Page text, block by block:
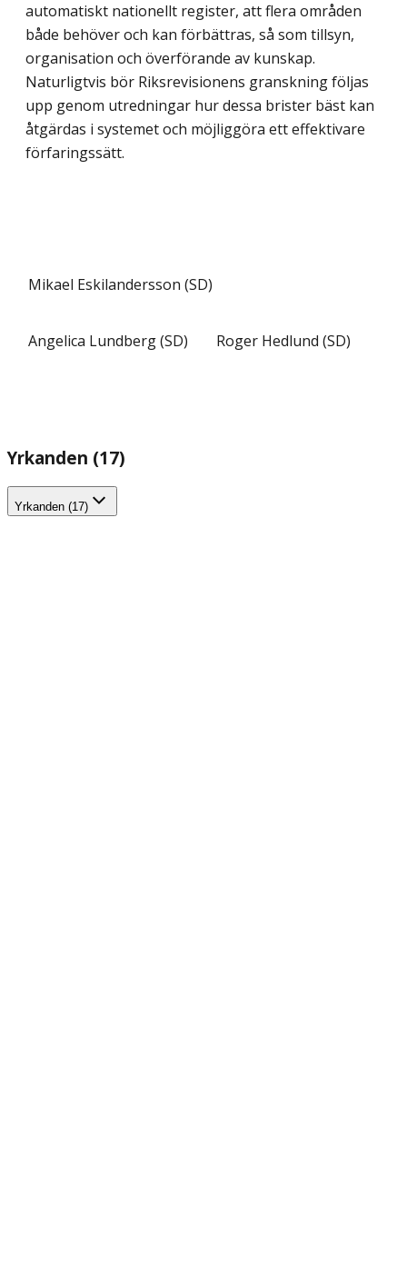
automatiskt nationellt register, att flera områden
både behöver och kan förbättras, så som tillsyn,
organisation och överförande av kunskap.
Naturligtvis bör Riksrevisionens granskning följas
upp genom utredningar hur dessa brister bäst kan
åtgärdas i systemet och möjliggöra ett effektivare
förfaringssätt.
Mikael Eskilandersson (SD)
Angelica Lundberg (SD) Roger Hedlund (SD)
Yrkanden (17)
Yrkanden (17)